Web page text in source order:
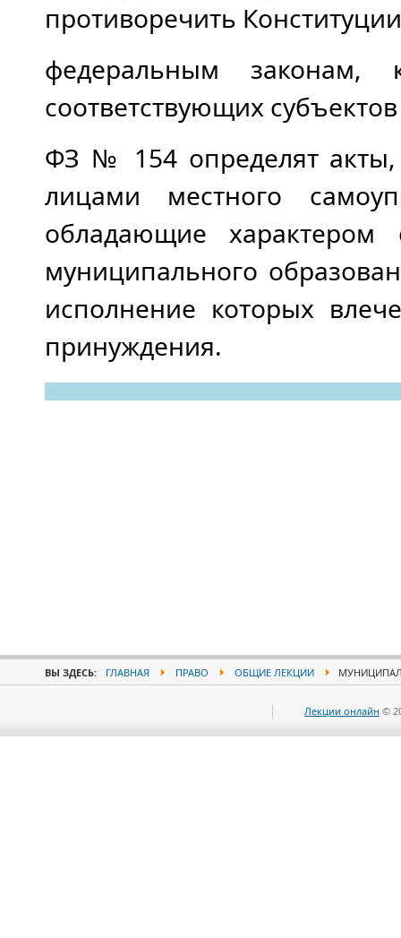
противоречить
федеральным законам,
соответствующих
ФЗ № 154 определят
лицами местного
обладающие характером
муниципального
исполнение которых
принуждения.
ВЫ ЗДЕСЬ: ГЛАВНАЯ ПРАВО ОБЩИЕ ЛЕКЦИИ
Лекции онлайн ©